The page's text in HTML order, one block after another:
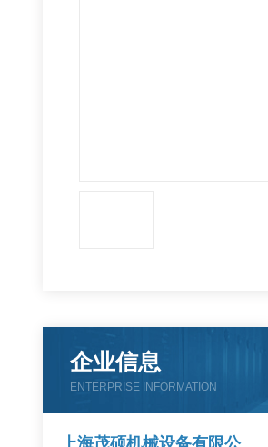
企业信息
ENTERPRISE INFORMATION
上海茂硕机械设备有限公